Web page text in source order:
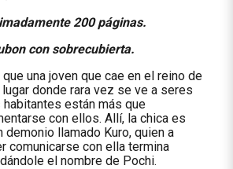
200 páginas.
con sobrecubierta.
una joven que cae en el reino de
donde rara vez se ve a seres
están más que
con ellos. Allí, la chica es
demonio llamado Kuro, quien a
comunicarse con ella termina
el nombre de Pochi.